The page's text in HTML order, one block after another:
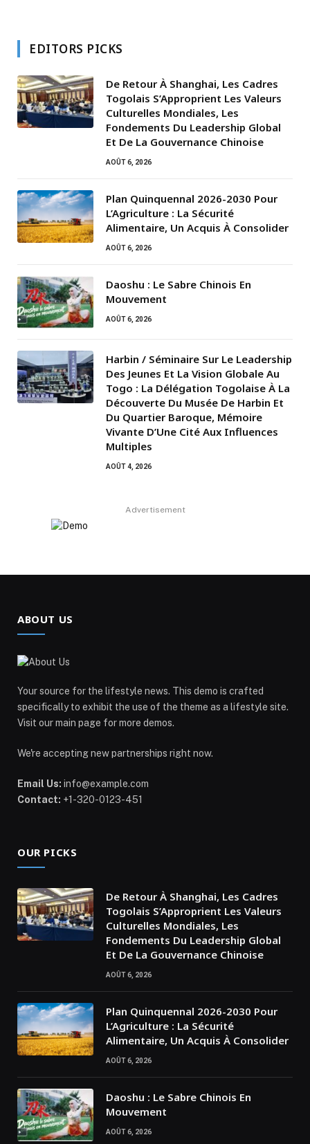
EDITORS PICKS
De Retour À Shanghai, Les Cadres
Togolais S’Approprient Les Valeurs
Culturelles Mondiales, Les
Fondements Du Leadership Global
Et De La Gouvernance Chinoise
AOÛT 6, 2026
Plan Quinquennal 2026-2030 Pour
L’Agriculture : La Sécurité
Alimentaire, Un Acquis À Consolider
AOÛT 6, 2026
Daoshu : Le Sabre Chinois En
Mouvement
AOÛT 6, 2026
Harbin / Séminaire Sur Le Leadership
Des Jeunes Et La Vision Globale Au
Togo : La Délégation Togolaise À La
Découverte Du Musée De Harbin Et
Du Quartier Baroque, Mémoire
Vivante D’Une Cité Aux Influences
Multiples
AOÛT 4, 2026
Advertisement
ABOUT US
Your source for the lifestyle news. This demo is crafted
specifically to exhibit the use of the theme as a lifestyle site.
Visit our main page for more demos.
We're accepting new partnerships right now.
Email Us: info@example.com
Contact: +1-320-0123-451
OUR PICKS
De Retour À Shanghai, Les Cadres
Togolais S’Approprient Les Valeurs
Culturelles Mondiales, Les
Fondements Du Leadership Global
Et De La Gouvernance Chinoise
AOÛT 6, 2026
Plan Quinquennal 2026-2030 Pour
L’Agriculture : La Sécurité
Alimentaire, Un Acquis À Consolider
AOÛT 6, 2026
Daoshu : Le Sabre Chinois En
Mouvement
AOÛT 6, 2026